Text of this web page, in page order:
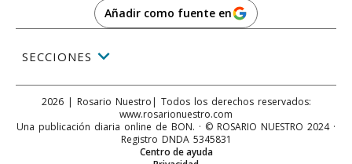
Añadir como fuente en
SECCIONES
2026| Rosario Nuestro | Todos los derechos reservados:
www.rosarionuestro.com
Una publicación diaria online de BON. · © ROSARIO NUESTRO 2024 ·
Registro DNDA 5345831
Centro de ayuda